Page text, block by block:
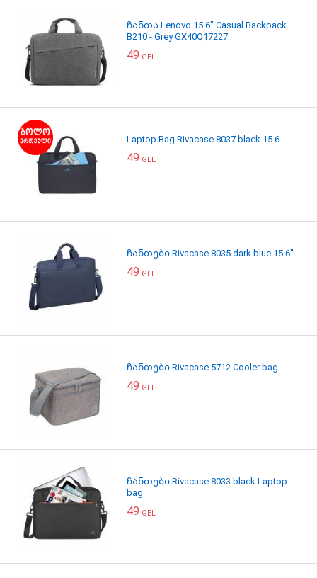
ჩანთა Lenovo 15.6" Casual Backpack
B210 - Grey GX40Q17227
49 GEL
Laptop Bag Rivacase 8037 black 15.6
49 GEL
ჩანთები Rivacase 8035 dark blue 15.6"
49 GEL
ჩანთები Rivacase 5712 Cooler bag
49 GEL
ჩანთები Rivacase 8033 black Laptop
bag
49 GEL